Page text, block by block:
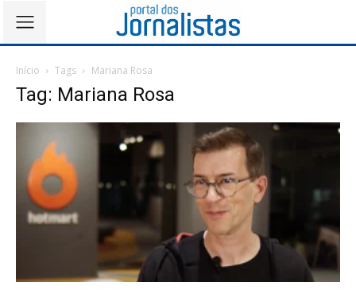
Início Tags Mariana Rosa
Tag: Mariana Rosa